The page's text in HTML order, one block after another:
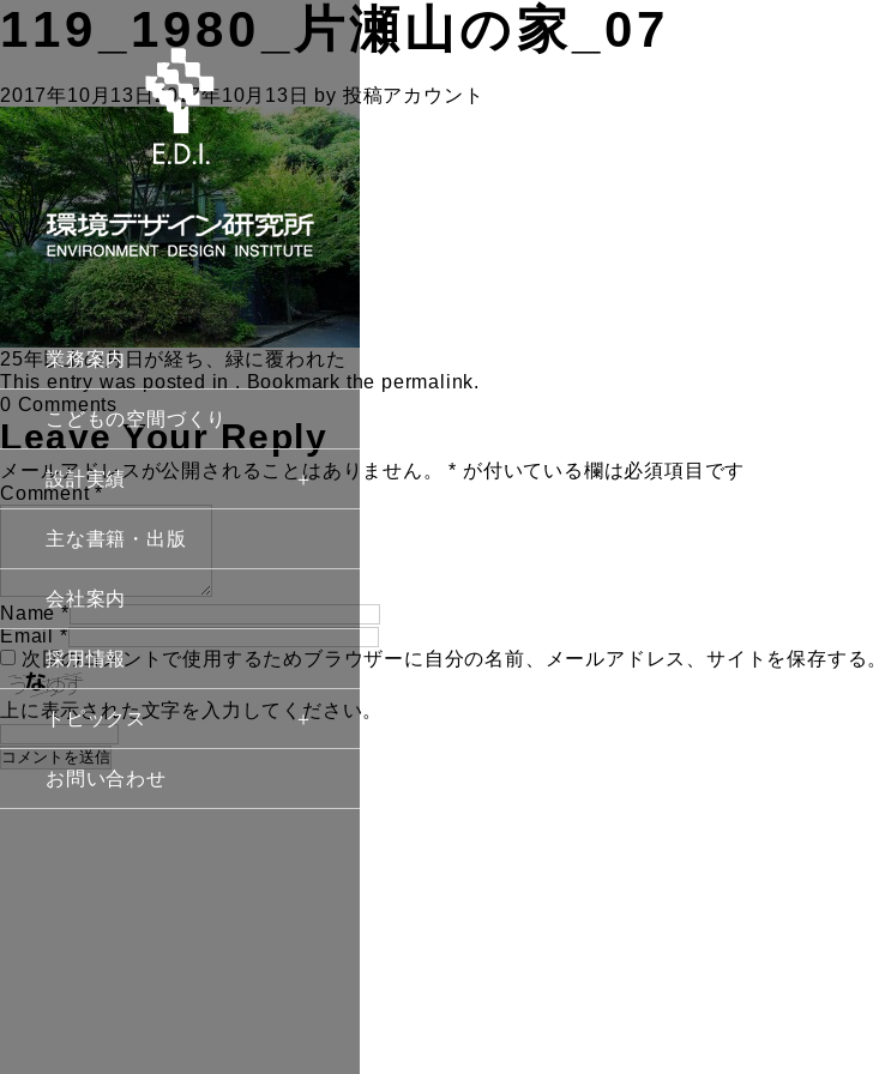
業務案内
こどもの空間づくり
設計実績
主な書籍・出版
会社案内
採用情報
トピックス
お問い合わせ
119_1980_片瀬山の家_07
2017年10月13日2017年10月13日 by 投稿アカウント
25年以上の月日が経ち、緑に覆われた
This entry was posted in . Bookmark the permalink.
0 Comments
Leave Your Reply
メールアドレスが公開されることはありません。 * が付いている欄は必須項目です
Comment *
Name *
Email *
次回のコメントで使用するためブラウザーに自分の名前、メールアドレス、サイトを保存する。
上に表示された文字を入力してください。